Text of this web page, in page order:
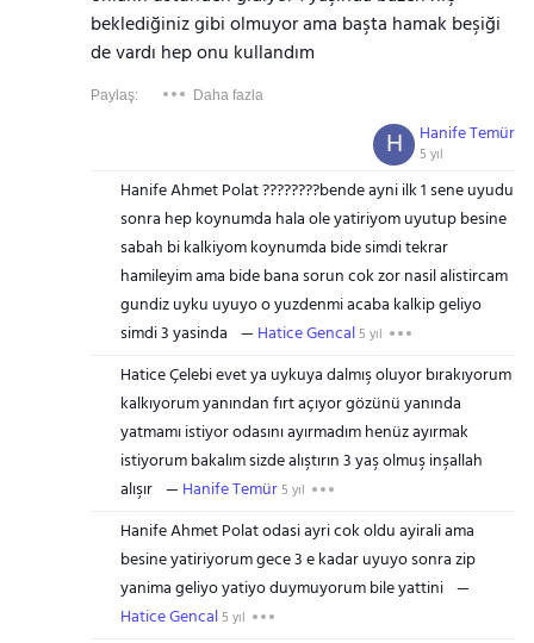
beklediğiniz gibi olmuyor ama başta hamak beşiği
de vardı hep onu kullandım
Paylaş: Daha fazla
Hanife Temür
5 yıl
H
Hanife Ahmet Polat ????????bende ayni ilk 1 sene uyudu
sonra hep koynumda hala ole yatiriyom uyutup besine
sabah bi kalkiyom koynumda bide simdi tekrar
hamileyim ama bide bana sorun cok zor nasil alistircam
gundiz uyku uyuyo o yuzdenmi acaba kalkip geliyo
simdi 3 yasinda
Hatice Gencal5 yıl
Hatice Çelebi evet ya uykuya dalmış oluyor bırakıyorum
kalkıyorum yanından fırt açıyor gözünü yanında
yatmamı istiyor odasını ayırmadım henüz ayırmak
istiyorum bakalım sizde alıştırın 3 yaş olmuş inşallah
alışır
Hanife Temür5 yıl
Hanife Ahmet Polat odasi ayri cok oldu ayirali ama
besine yatiriyorum gece 3 e kadar uyuyo sonra zip
yanima geliyo yatiyo duymuyorum bile yattini
Hatice Gencal5 yıl